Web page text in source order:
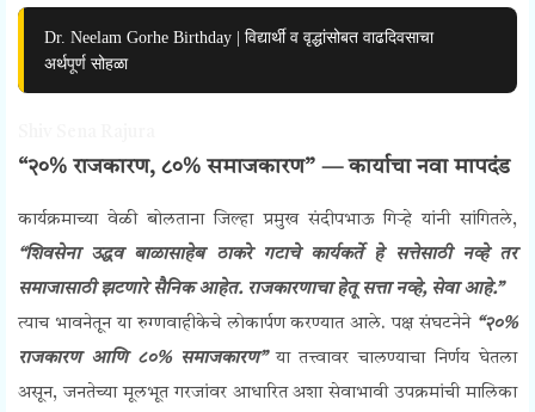
Dr. Neelam Gorhe Birthday | विद्यार्थी व वृद्धांसोबत वाढदिवसाचा
अर्थपूर्ण सोहळा
“२०% राजकारण, ८०% समाजकारण” — कार्याचा नवा मापदंड
कार्यक्रमाच्या वेळी बोलताना जिल्हा प्रमुख संदीपभाऊ गिऱ्हे यांनी सांगितले,
“शिवसेना उद्धव बाळासाहेब ठाकरे गटाचे कार्यकर्ते हे सत्तेसाठी नव्हे तर
समाजासाठी झटणारे सैनिक आहेत. राजकारणाचा हेतू सत्ता नव्हे, सेवा आहे.”
त्याच भावनेतून या रुग्णवाहीकेचे लोकार्पण करण्यात आले. पक्ष संघटनेने “२०%
राजकारण आणि ८०% समाजकारण”या तत्त्वावर चालण्याचा निर्णय घेतला
असून, जनतेच्या मूलभूत गरजांवर आधारित अशा सेवाभावी उपक्रमांची मालिका